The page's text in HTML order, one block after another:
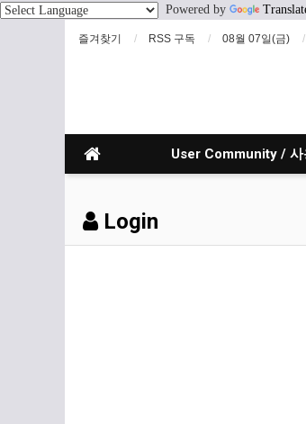
Powered by
즐겨찾기 RSS 구독 08월 07일(금)
User Community / 사
Login